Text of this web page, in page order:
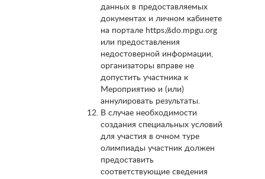
данных в предоставляемых
документах и личном кабинете
на портале https://sdo.mpgu.org
или предоставления
недостоверной информации,
организаторы вправе не
допустить участника к
Мероприятию и (или)
аннулировать результаты.
В случае необходимости
создания специальных условий
для участия в очном туре
олимпиады участник должен
предоставить
соответствующие сведения